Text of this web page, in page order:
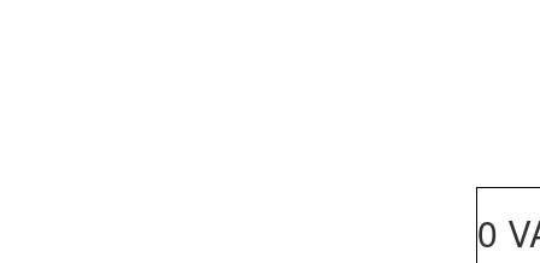
0